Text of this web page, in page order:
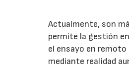
Actualmente, son
permite la gestión
el ensayo en
mediante realidad